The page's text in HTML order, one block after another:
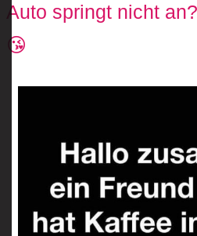
Auto springt nicht
😘